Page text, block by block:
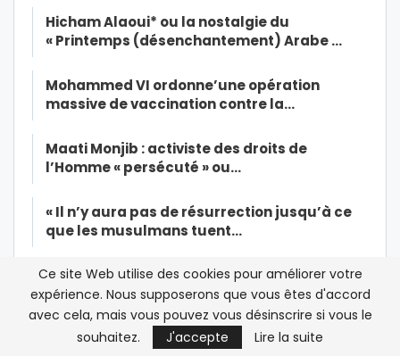
Hicham Alaoui* ou la nostalgie du
« Printemps (désenchantement) Arabe …
Mohammed VI ordonne’une opération
massive de vaccination contre la…
Maati Monjib : activiste des droits de
l’Homme « persécuté » ou…
« Il n’y aura pas de résurrection jusqu’à ce
que les musulmans tuent…
Dialogue inter-libyen au Maroc: « Cette
réunion constitue le premier…
Enquête/Al Adl Wal Ihssane-Extrême
Ce site Web utilise des cookies pour améliorer votre
expérience. Nous supposerons que vous êtes d'accord
avec cela, mais vous pouvez vous désinscrire si vous le
souhaitez.
J'accepte Lire la suite